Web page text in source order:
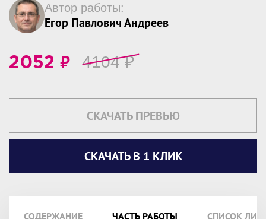
Автор работы:
Егор Павлович Андреев
2052 ₽ 4104₽
СКАЧАТЬ ПРЕВЬЮ
СКАЧАТЬ В 1 КЛИК
СОДЕРЖАНИЕ ЧАСТЬ РАБОТЫ СПИСОК